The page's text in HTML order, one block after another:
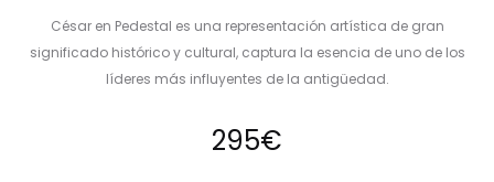
César en Pedestal es una representación artística de gran
significado histórico y cultural, captura la esencia de uno de los
líderes más influyentes de la antigüedad.
295€